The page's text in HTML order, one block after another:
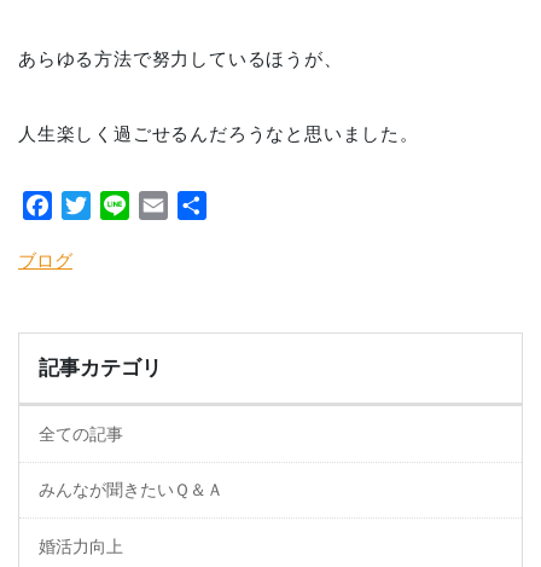
あらゆる方法で努力しているほうが、
人生楽しく過ごせるんだろうなと思いました。
Facebook
TwitterLine Email
ブログ
記事カテゴリ
全ての記事
みんなが聞きたいＱ＆Ａ
婚活力向上